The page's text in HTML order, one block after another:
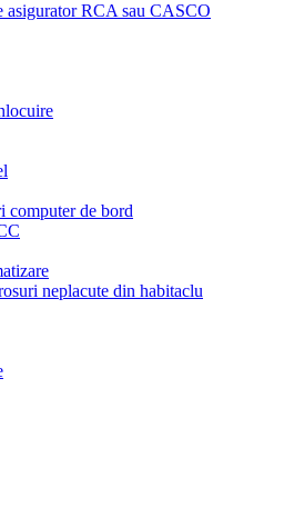
asigurator RCA sau CASCO
computer de bord
neplacute din habitaclu